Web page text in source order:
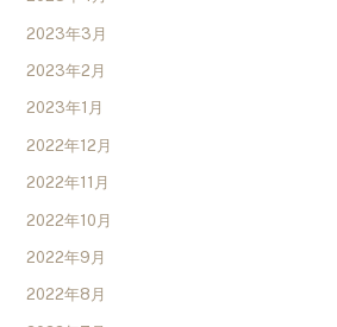
2023年3月
2023年2月
2023年1月
2022年12月
2022年11月
2022年10月
2022年9月
2022年8月